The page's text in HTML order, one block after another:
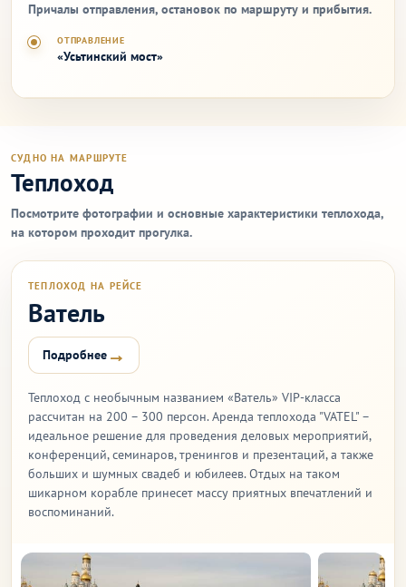
Причалы отправления, остановок по маршруту и прибытия.
ОТПРАВЛЕНИЕ
«Усьтинский мост»
СУДНО НА МАРШРУТЕ
Теплоход
Посмотрите фотографии и основные характеристики теплохода,
на котором проходит прогулка.
ТЕПЛОХОД НА РЕЙСЕ
Ватель
Подробнее →
Теплоход с необычным названием «Ватель» VIP-класса
рассчитан на 200 – 300 персон. Аренда теплохода "VATEL" –
идеальное решение для проведения деловых мероприятий,
конференций, семинаров, тренингов и презентаций, а также
больших и шумных свадеб и юбилеев. Отдых на таком
шикарном корабле принесет массу приятных впечатлений и
воспоминаний.